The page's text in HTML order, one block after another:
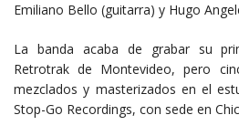
Emiliano Bello (guitarra) y Hugo
La banda acaba de grabar su
Retrotrak de Montevideo, pero
mezclados y masterizados en el
Stop-Go Recordings, con sede en